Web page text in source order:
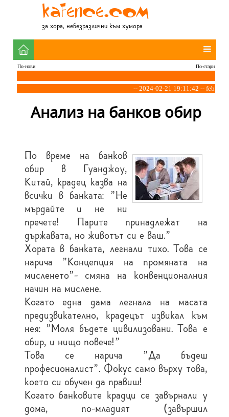
за хора, небезразлични към хумора
По-нови По-стари
-- 2024-02-21 19:11:42 -- feb
Анализ на банков обир
По време на банков
обир в Гуанджоу,
Китай, крадец казва на
всички в банката: "Не
мърдайте и не ни
пречете! Парите принадлежат на
държавата, но животът си е ваш."
Хората в банката, легнали тихо. Това се
нарича "Концепция на промяната на
мисленето"- смяна на конвенционалния
начин на мислене.
Когато една дама легнала на масата
предизвикателно, крадецът извикал към
нея: "Моля бъдете цивилизовани. Това е
обир, и нищо повече!"
Това се нарича "Да бъдеш
професионалист". Фокус само върху това,
което си обучен да правиш!
Когато банковите крадци се завърнали у
дома, по-младият (завършил